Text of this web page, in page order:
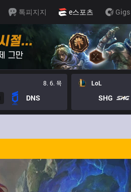
톡피지지 e스포츠 Gigs
8. 6. 목
DNS
LoL
SHG